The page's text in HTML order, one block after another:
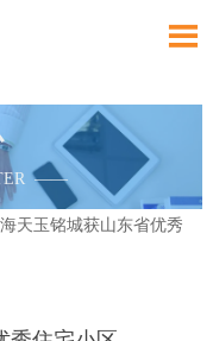

——
天玉铭城获山东省优秀